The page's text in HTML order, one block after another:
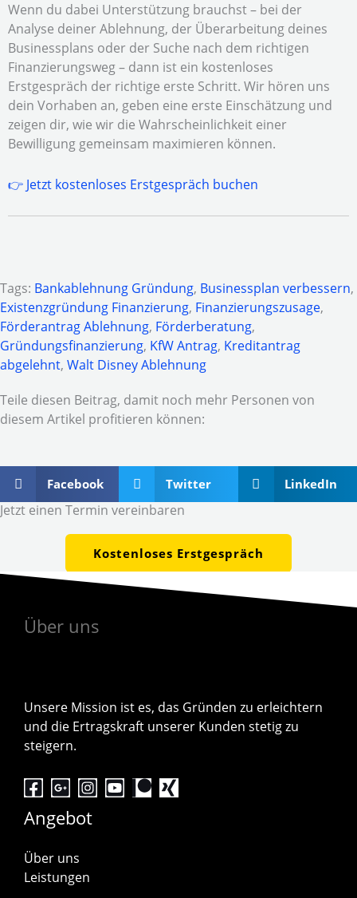
Wenn du dabei Unterstützung brauchst – bei der
Analyse deiner Ablehnung, der Überarbeitung deines
Businessplans oder der Suche nach dem richtigen
Finanzierungsweg – dann ist ein kostenloses
Erstgespräch der richtige erste Schritt. Wir hören uns
dein Vorhaben an, geben eine erste Einschätzung und
zeigen dir, wie wir die Wahrscheinlichkeit einer
Bewilligung gemeinsam maximieren können.
👉 Jetzt kostenloses Erstgespräch buchen
Tags: Bankablehnung Gründung, Businessplan verbessern,
Existenzgründung Finanzierung, Finanzierungszusage,
Förderantrag Ablehnung, Förderberatung,
Gründungsfinanzierung, KfW Antrag, Kreditantrag
abgelehnt, Walt Disney Ablehnung
Teile diesen Beitrag, damit noch mehr Personen von
diesem Artikel profitieren können:
Facebook Twitter LinkedIn
Jetzt einen Termin vereinbaren
Kostenloses Erstgespräch
Über uns
Unsere Mission ist es, das Gründen zu erleichtern
und die Ertragskraft unserer Kunden stetig zu
steigern.
Angebot
Über uns
Leistungen